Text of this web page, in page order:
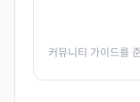
커뮤니티 가이드를